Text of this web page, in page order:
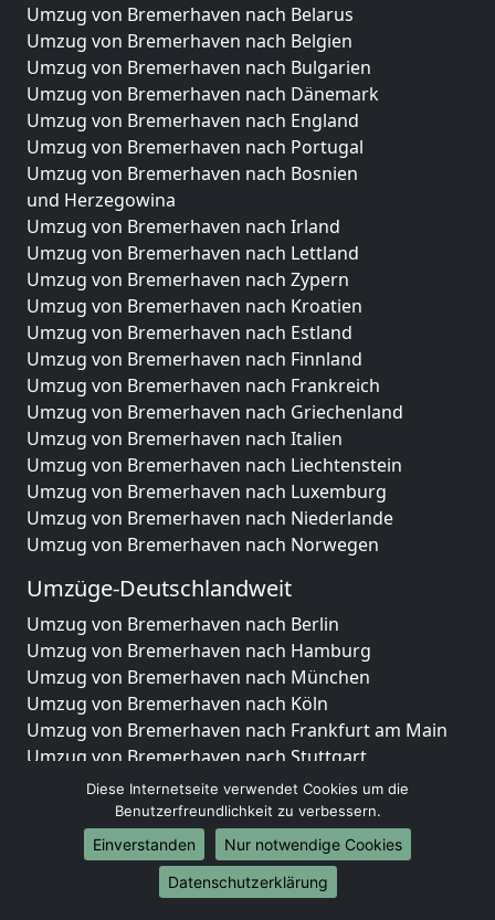
Umzug von Bremerhaven nach Belarus
Umzug von Bremerhaven nach Belgien
Umzug von Bremerhaven nach Bulgarien
Umzug von Bremerhaven nach Dänemark
Umzug von Bremerhaven nach England
Umzug von Bremerhaven nach Portugal
Umzug von Bremerhaven nach Bosnien
und Herzegowina
Umzug von Bremerhaven nach Irland
Umzug von Bremerhaven nach Lettland
Umzug von Bremerhaven nach Zypern
Umzug von Bremerhaven nach Kroatien
Umzug von Bremerhaven nach Estland
Umzug von Bremerhaven nach Finnland
Umzug von Bremerhaven nach Frankreich
Umzug von Bremerhaven nach Griechenland
Umzug von Bremerhaven nach Italien
Umzug von Bremerhaven nach Liechtenstein
Umzug von Bremerhaven nach Luxemburg
Umzug von Bremerhaven nach Niederlande
Umzug von Bremerhaven nach Norwegen
Umzüge-Deutschlandweit
Umzug von Bremerhaven nach Berlin
Umzug von Bremerhaven nach Hamburg
Umzug von Bremerhaven nach München
Umzug von Bremerhaven nach Köln
Umzug von Bremerhaven nach Frankfurt am Main
Umzug von Bremerhaven nach Stuttgart
Umzug von Bremerhaven nach Düsseldorf
Umzug von Bremerhaven nach Leipzig
Umzug von Bremerhaven nach Dortmund
Umzug von Bremerhaven nach Essen
Umzug von Bremerhaven nach Bremen
Diese Internetseite verwendet Cookies um die
Benutzerfreundlichkeit zu verbessern.
Einverstanden
Nur notwendige Cookies
Datenschutzerklärung